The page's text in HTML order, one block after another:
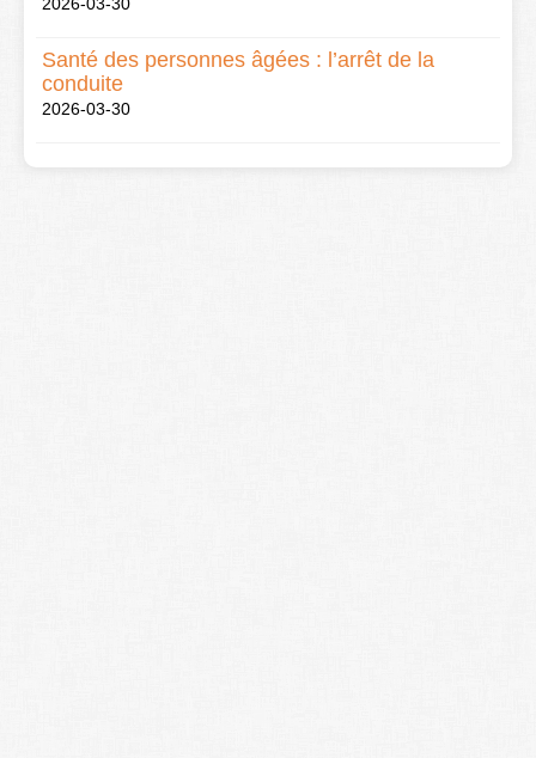
Santé des personnes âgées : l’arrêt de la
conduite
2026-03-30